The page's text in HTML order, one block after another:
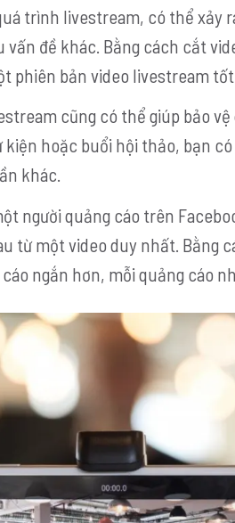
trình livestream, có thể xảy
đề khác. Bằng cách cắt
phiên bản video livestream
cũng có thể giúp bảo
hoặc buổi hội thảo, bạn
khác.
người quảng cáo trên
từ một video duy nhất. Bằng
ngắn hơn, mỗi quảng cáo